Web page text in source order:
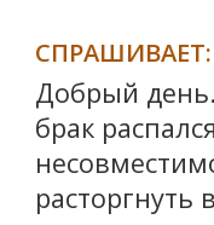
СПРАШИВАЕТ:
Добрый
брак
расторгнуть